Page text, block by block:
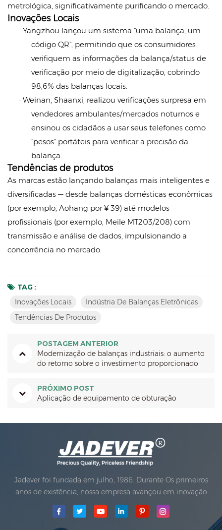
metrológica, significativamente purificando o mercado.
Inovações Locais
· Yangzhou lançou um sistema "uma balança, um
código QR", permitindo que os consumidores
verifiquem as informações da balança/status de
verificação por meio de digitalização, cobrindo
98,6% das balanças locais.
· Weinan, Shaanxi, realizou verificações surpresa em
vendedores ambulantes/mercados noturnos e
ensinou os cidadãos a usar seus telefones como
"pesos" portáteis para verificar a precisão da
balança.
Tendências de produtos
As marcas estão lançando balanças mais inteligentes e
diversificadas — desde balanças domésticas econômicas
(por exemplo, Aohang por ¥ 39) até modelos
profissionais (por exemplo, Meile MT203/208) com
transmissão e análise de dados, impulsionando a
concorrência no mercado.
TAG :
Inovações Locais
Indústria De Balanças Eletrônicas
Tendências De Produtos
POSTAGEM ANTERIOR
Modernização de balanças industriais: o aumento
do retorno sobre o investimento proporcionado
PRÓXIMO POST
Aplicação de equipamento de obturação
Jadever foi fundada em julho, 1986. Durante Os primeiros
anos de existência, nossa empresa avançou em inovação
tecnológica e desenvolvendo um negócio Plano. Em 1998,
nossa empresa alcançou o principal objetivo de qualidade,
quando O primeiro de nossos produtos receberam